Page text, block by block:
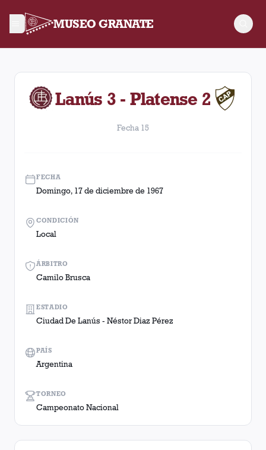
MUSEO GRANATE
Fecha 15. Partido entre Lanús y Platense disputado el
Lanús 3 - Platense 2
Fecha 15
FECHA
Domingo, 17 de diciembre de 1967
ÁRBITRO
Camilo Brusca
TORNEO
Campeonato Nacional
CONDICIÓN
Local
ESTADIO
Ciudad De Lanús - Néstor Diaz Pérez
PAÍS
Argentina